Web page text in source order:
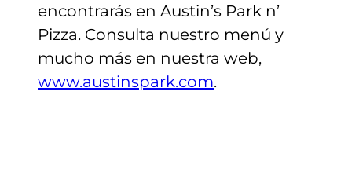
encontrarás en Austin’s Park n’
Pizza. Consulta nuestro menú y
mucho más en nuestra web,
www.austinspark.com.